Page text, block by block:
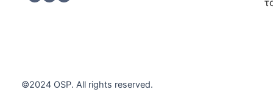
©2024 OSP. All rights reserved.